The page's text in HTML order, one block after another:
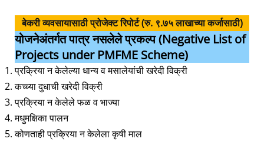
बेकरी व्यवसायासाठी प्रोजेक्ट रिपोर्ट (रु. ९.७५ लाखाच्या कर्जासाठी)
योजनेअंतर्गत पात्र नसलेले प्रकल्प (Negative List of
Projects under PMFME Scheme)
प्रक्रिया न केलेल्या धान्य व मसालेयांची खरेदी विक्री
कच्च्या दुधाची खरेदी विक्री
प्रक्रिया न केलेले फळ व भाज्या
मधुमक्षिका पालन
कोणताही प्रक्रिया न केलेला कृषी माल